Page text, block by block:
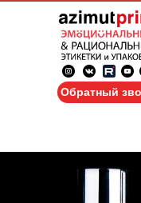
Обратный